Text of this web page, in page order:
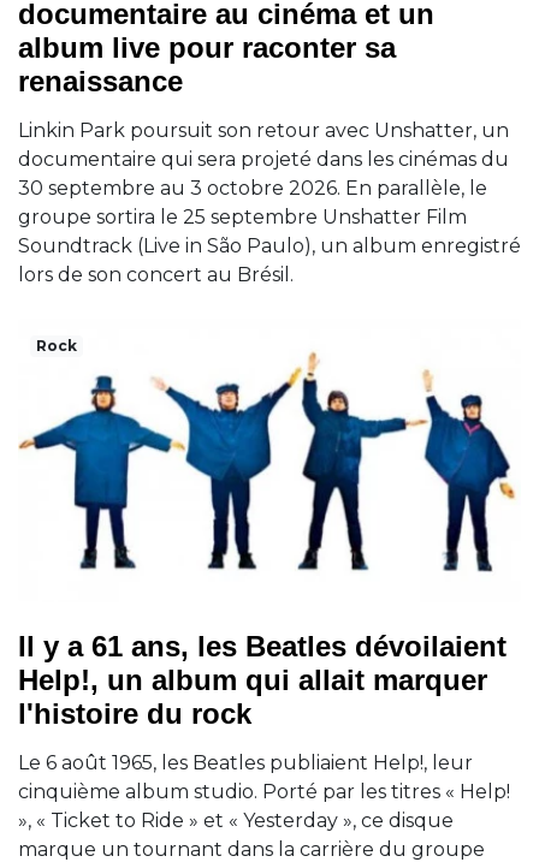
documentaire au cinéma et un
album live pour raconter sa
renaissance
Linkin Park poursuit son retour avec Unshatter, un
documentaire qui sera projeté dans les cinémas du
30 septembre au 3 octobre 2026. En parallèle, le
groupe sortira le 25 septembre Unshatter Film
Soundtrack (Live in São Paulo), un album enregistré
lors de son concert au Brésil.
Rock
Il y a 61 ans, les Beatles dévoilaient
Help!, un album qui allait marquer
l'histoire du rock
Le 6 août 1965, les Beatles publiaient Help!, leur
cinquième album studio. Porté par les titres « Help!
», « Ticket to Ride » et « Yesterday », ce disque
marque un tournant dans la carrière du groupe